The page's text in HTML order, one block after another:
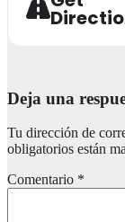
Deja una
Tu dirección de
obligatorios están
Comentario *